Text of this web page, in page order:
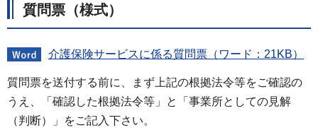
質問票（様式）
介護保険サービスに係る質問票（ワード：21KB）
質問票を送付する前に、まず上記の根拠法令等をご確認の
うえ、「確認した根拠法令等」と「事業所としての見解
（判断）」をご記入下さい。